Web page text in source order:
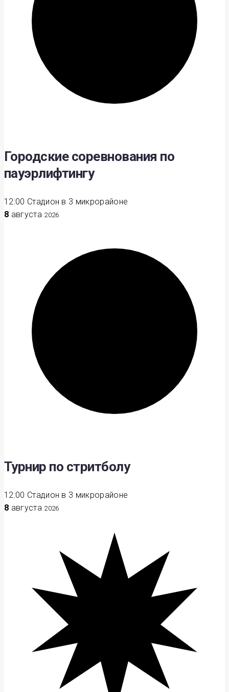
Городские соревнования по
пауэрлифтингу
12:00 Стадион в 3 микрорайоне
8 августа 2026
Турнир по стритболу
12:00 Стадион в 3 микрорайоне
8 августа 2026